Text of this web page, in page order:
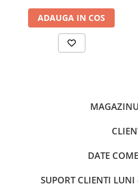
ADAUGA IN COS
DATE
SUPORT CLIENTI LUNI